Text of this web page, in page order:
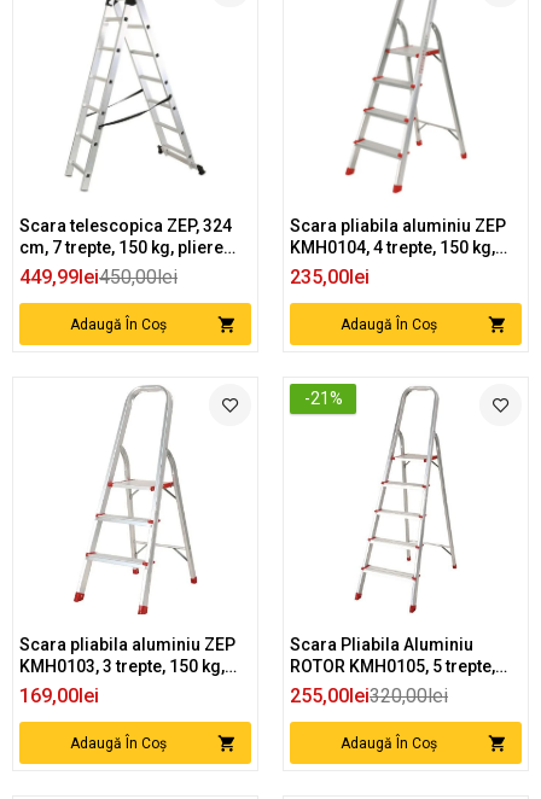
Scara telescopica ZEP, 324
cm, 7 trepte, 150 kg, pliere
compacta
449,99lei450,00lei
Adaugă În Coș
Scara pliabila aluminiu ZEP
KMH0104, 4 trepte, 150 kg,
129 cm inaltime deschisa
235,00lei
Adaugă În Coș
Scara pliabila aluminiu ZEP
KMH0103, 3 trepte, 150 kg,
109 cm inaltime deschisa
169,00lei
Adaugă În Coș
-21%
Scara Pliabila Aluminiu
ROTOR KMH0105, 5 trepte,
pentru lucru la inaltime
255,00lei320,00lei
Adaugă În Coș